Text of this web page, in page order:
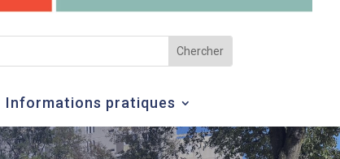
Informations pratiques